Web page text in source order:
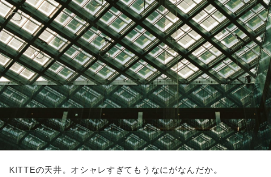
KITTEの天井。オシャレすぎてもうなにがなんだか。